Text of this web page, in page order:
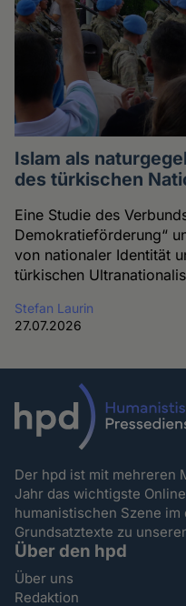
Islam als
des türkischen
Eine Studie des
Demokratieförderung“
von nationaler Identität
türkischen
Stefan Laurin
27.07.2026
Der hpd ist mit mehreren
Jahr das wichtigste
humanistischen Szene
Grundsatztexte zu
Über den hpd
Über uns
Redaktion